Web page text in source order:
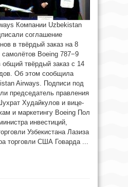
Компании Uzbekistan
соглашение
в твёрдый заказ на 8
Boeing 787−9
общий твёрдый заказ с 14
Об этом сообщила
Airways. Подписи под
председатель правления
Худайкулов и вице-
и маркетингу Boeing Пол
инвестиций,
Узбекистана Лазиза
торговли США Говарда ...